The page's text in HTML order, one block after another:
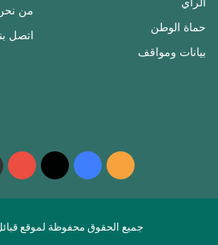
الرأي
حماة الوطن
بيانات ومواقف
من
اتصل
ملخص
الموقع
RSS
فيسبوك ‫X
جميع الحقوق محفوظة لموقع قبائل